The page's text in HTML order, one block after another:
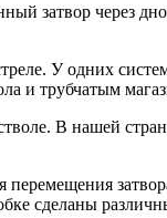
затвор через
У одних
и трубчатым
В нашей
сделаны